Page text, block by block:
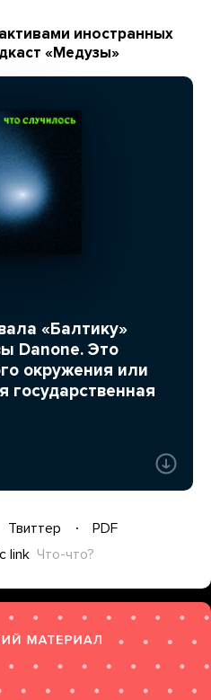
иностранных
«Медузы»
«Балтику»
Danone. Это
окружения или
государственная
Твиттер
PDF
link Что-что?